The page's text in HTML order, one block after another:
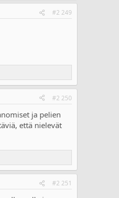
#2 249
#2 250
ja pelien
että nielevät
#2 251